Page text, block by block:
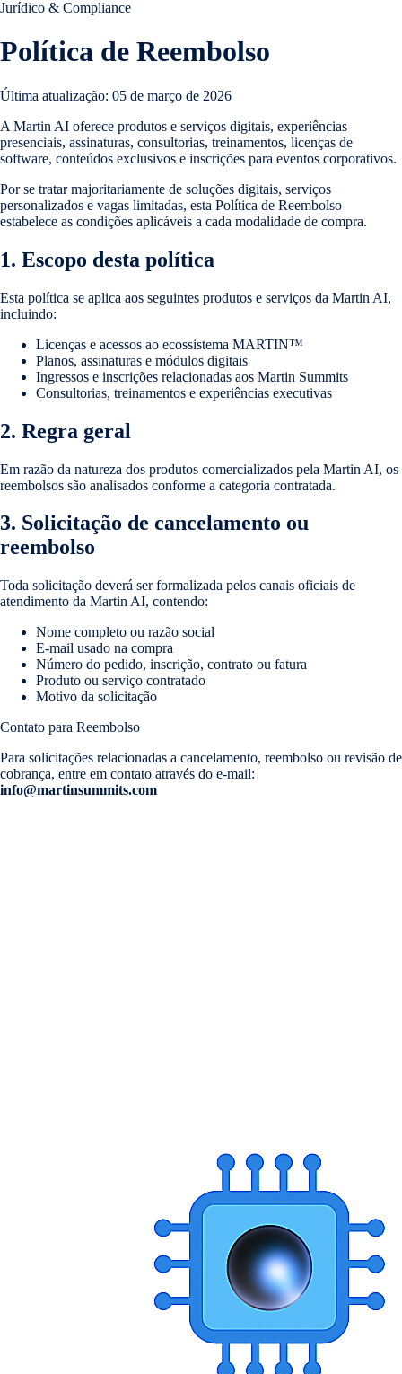
Jurídico & Compliance
Política de Reembolso
Última atualização: 05 de março de 2026
A Martin AI oferece produtos e serviços digitais, experiências
presenciais, assinaturas, consultorias, treinamentos, licenças de
software, conteúdos exclusivos e inscrições para eventos corporativos.
Por se tratar majoritariamente de soluções digitais, serviços
personalizados e vagas limitadas, esta Política de Reembolso
estabelece as condições aplicáveis a cada modalidade de compra.
1. Escopo desta política
Esta política se aplica aos seguintes produtos e serviços da Martin AI,
incluindo:
Licenças e acessos ao ecossistema MARTIN™
Planos, assinaturas e módulos digitais
Ingressos e inscrições relacionadas aos Martin Summits
Consultorias, treinamentos e experiências executivas
2. Regra geral
Em razão da natureza dos produtos comercializados pela Martin AI, os
reembolsos são analisados conforme a categoria contratada.
3. Solicitação de cancelamento ou
reembolso
Toda solicitação deverá ser formalizada pelos canais oficiais de
atendimento da Martin AI, contendo:
Nome completo ou razão social
E-mail usado na compra
Número do pedido, inscrição, contrato ou fatura
Produto ou serviço contratado
Motivo da solicitação
Contato para Reembolso
Para solicitações relacionadas a cancelamento, reembolso ou revisão de
cobrança, entre em contato através do e-mail:
info@martinsummits.com